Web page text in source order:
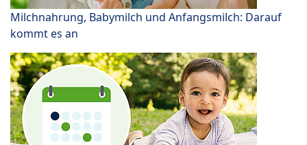
Milchnahrung, Babymilch und Anfangsmilch: Darauf
kommt es an